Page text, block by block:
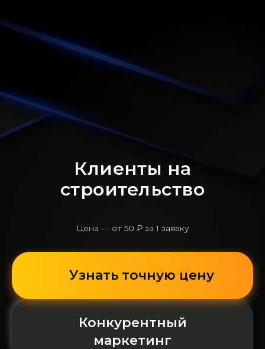
Клиенты на
строительство
Цена — от 50 ₽ за 1 заявку
Узнать точную цену
Конкурентный
маркетинг